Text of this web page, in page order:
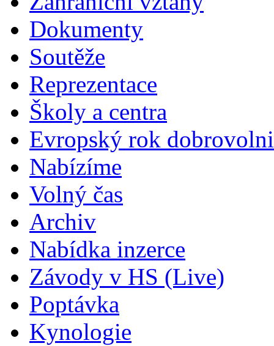
Dokumenty
Soutěže
Reprezentace
Školy a centra
Evropský rok
Nabízíme
Volný čas
Archiv
Nabídka inzerce
Závody v HS (Live)
Poptávka
Kynologie